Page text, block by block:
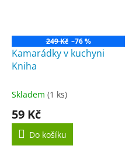
249 Kč –76 %
Kamarádky v kuchyni
Kniha
Skladem (1 ks)
59 Kč
Do košíku